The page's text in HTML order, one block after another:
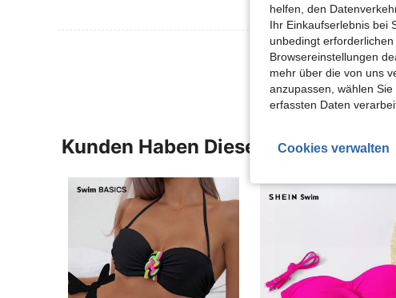
Mehr Bewertungen
Kunden Haben Diese Artikel Auch
helfen, den
Ihr Einkaufserlebnis bei
unbedingt
Browsereinstellungen
mehr über die von uns
anzupassen, wählen
erfassten Daten
Cookies verwalten